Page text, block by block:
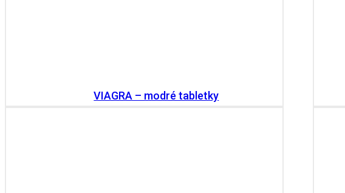
VIAGRA – modré tabletky